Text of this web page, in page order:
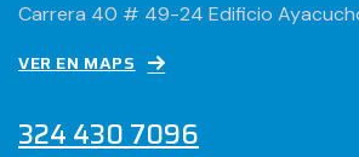
Carrera 40 # 49-24 Edificio
VER EN MAPS
324 430 7096